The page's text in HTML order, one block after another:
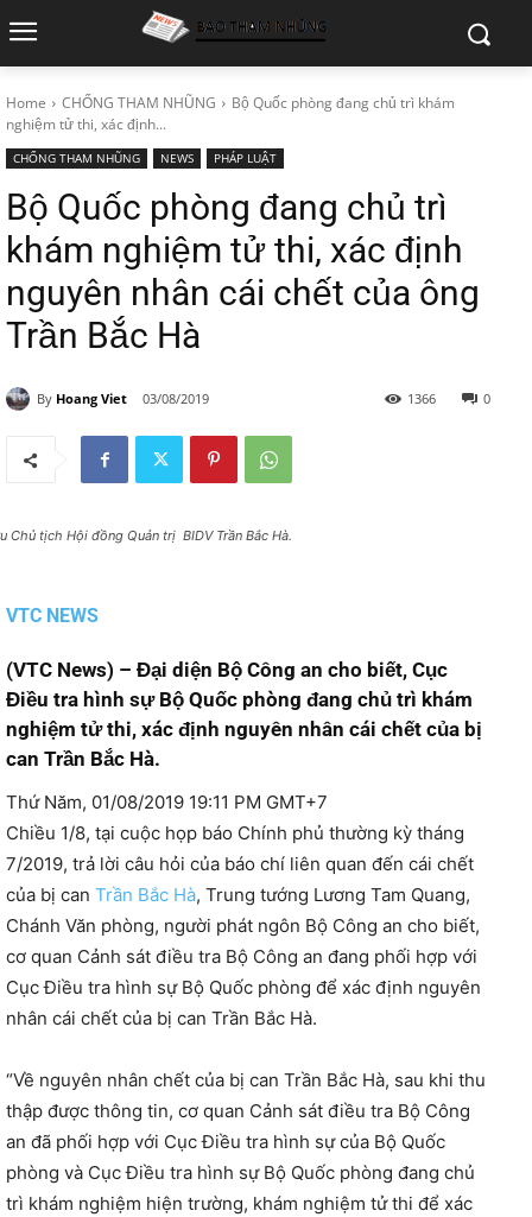
Home CHỐNG THAM NHŨNG
Bộ Quốc phòng đang chủ trì khám
nghiệm tử thi, xác định...
CHỐNG THAM NHŨNG NEWS PHÁP LUẬT
Bộ Quốc phòng đang chủ trì
khám nghiệm tử thi, xác định
nguyên nhân cái chết của ông
Trần Bắc Hà
By Hoang Viet 03/08/2019 0
1366
Chủ tịch Hội đồng Quản trị BIDV Trần Bắc Hà.
VTC NEWS
(VTC News) – Đại diện Bộ Công an cho biết, Cục
Điều tra hình sự Bộ Quốc phòng đang chủ trì khám
nghiệm tử thi, xác định nguyên nhân cái chết của bị
can Trần Bắc Hà.
Thứ Năm, 01/08/2019 19:11 PM GMT+7
Chiều 1/8, tại cuộc họp báo Chính phủ thường kỳ tháng
7/2019, trả lời câu hỏi của báo chí liên quan đến cái chết
của bị can Trần Bắc Hà, Trung tướng Lương Tam Quang,
Chánh Văn phòng, người phát ngôn Bộ Công an cho biết,
cơ quan Cảnh sát điều tra Bộ Công an đang phối hợp với
Cục Điều tra hình sự Bộ Quốc phòng để xác định nguyên
nhân cái chết của bị can Trần Bắc Hà.
“Về nguyên nhân chết của bị can Trần Bắc Hà, sau khi thu
thập được thông tin, cơ quan Cảnh sát điều tra Bộ Công
an đã phối hợp với Cục Điều tra hình sự của Bộ Quốc
phòng và Cục Điều tra hình sự Bộ Quốc phòng đang chủ
trì khám nghiệm hiện trường, khám nghiệm tử thi để xác